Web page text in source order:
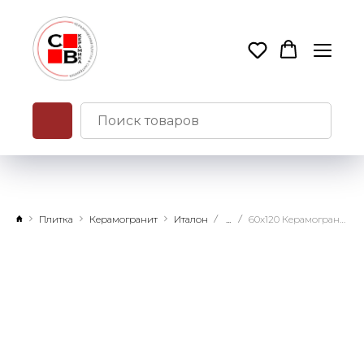
Плитка Керамогранит Италон